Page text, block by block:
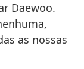
Daewoo.
as nossas